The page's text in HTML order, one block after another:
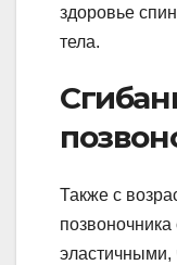
здоровье
тела.
Также с
эластичными,